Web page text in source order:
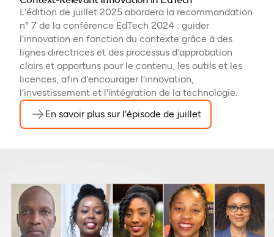
L'édition de juillet 2025 abordera la recommandation
n° 7 de la conférence EdTech 2024 : guider
l'innovation en fonction du contexte grâce à des
lignes directrices et des processus d'approbation
clairs et opportuns pour le contenu, les outils et les
licences, afin d'encourager l'innovation,
l'investissement et l'intégration de la technologie.
En savoir plus sur l'épisode de juillet